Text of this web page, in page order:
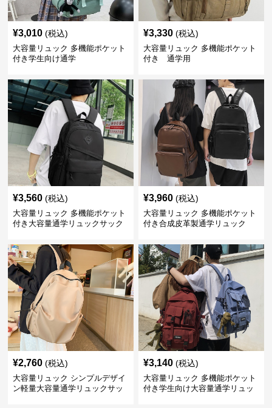
¥3,010 (税込)
大容量リュック 多機能ポケット
付き学生向け通学
¥3,330 (税込)
大容量リュック 多機能ポケット
付き 通学用
¥3,560 (税込)
大容量リュック 多機能ポケット
付き大容量通学リュックサック
¥3,960 (税込)
大容量リュック 多機能ポケット
付き合成皮革製通学リュック
¥2,760 (税込)
大容量リュック シンプルデザイ
ン軽量大容量通学リュックサッ
¥3,140 (税込)
大容量リュック 多機能ポケット
付き学生向け大容量通学リュッ